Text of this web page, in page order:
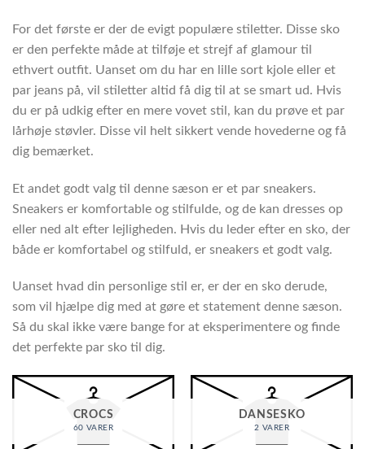
For det første er der de evigt populære stiletter. Disse sko
er den perfekte måde at tilføje et strejf af glamour til
ethvert outfit. Uanset om du har en lille sort kjole eller et
par jeans på, vil stiletter altid få dig til at se smart ud. Hvis
du er på udkig efter en mere vovet stil, kan du prøve et par
lårhøje støvler. Disse vil helt sikkert vende hovederne og få
dig bemærket.
Et andet godt valg til denne sæson er et par sneakers.
Sneakers er komfortable og stilfulde, og de kan dresses op
eller ned alt efter lejligheden. Hvis du leder efter en sko, der
både er komfortabel og stilfuld, er sneakers et godt valg.
Uanset hvad din personlige stil er, er der en sko derude,
som vil hjælpe dig med at gøre et statement denne sæson.
Så du skal ikke være bange for at eksperimentere og finde
det perfekte par sko til dig.
CROCS
60 VARER
DANSESKO
2 VARER